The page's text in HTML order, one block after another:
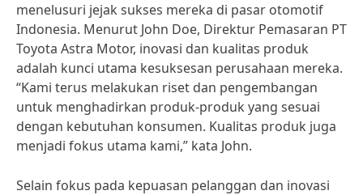
menelusuri jejak sukses mereka di pasar otomotif
Indonesia. Menurut John Doe, Direktur Pemasaran PT
Toyota Astra Motor, inovasi dan kualitas produk
adalah kunci utama kesuksesan perusahaan mereka.
“Kami terus melakukan riset dan pengembangan
untuk menghadirkan produk-produk yang sesuai
dengan kebutuhan konsumen. Kualitas produk juga
menjadi fokus utama kami,” kata John.
Selain fokus pada kepuasan pelanggan dan inovasi